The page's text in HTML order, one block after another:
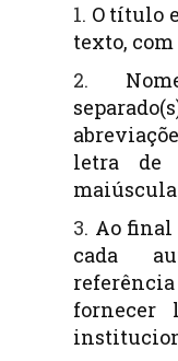
1. O título
texto,
2.
letra de
3. Ao final
cada
fornecer